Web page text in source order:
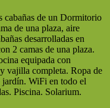
cabañas de un Dormitorio
de una plaza, aire
desarrolladas en
2 camas de una plaza.
equipada con
vajilla completa. Ropa de
WiFi en todo el
Piscina. Solarium.